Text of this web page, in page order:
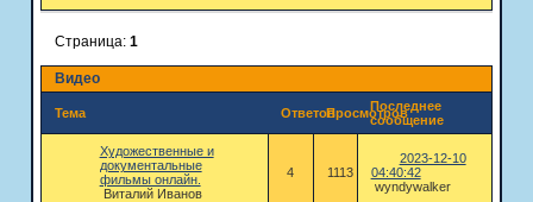
Видео
Страница: 1
Тема ОтветовПросмотровПоследнее
сообщение
Художественные и
документальные
фильмы онлайн.
Виталий Иванов
4 1113
2023-12-10
04:40:42
wyndywalker